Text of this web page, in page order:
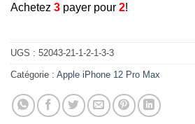
Achetez 3 payer pour 2!
UGS : 52043-21-1-2-1-3-3
Catégorie : Apple iPhone 12 Pro Max